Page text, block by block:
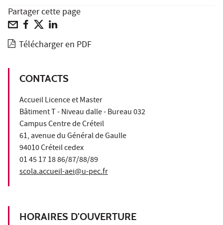
Partager cette page
Télécharger en PDF
CONTACTS
Accueil Licence et Master
Bâtiment T - Niveau dalle - Bureau 032
Campus Centre de Créteil
61, avenue du Général de Gaulle
94010 Créteil cedex
01 45 17 18 86/87/88/89
scola.accueil-aei@u-pec.fr
HORAIRES D'OUVERTURE